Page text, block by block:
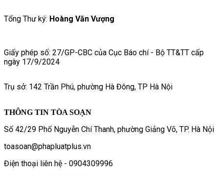
Tổng Thư ký: Hoàng Văn Vượng
Giấy phép số: 27/GP-CBC của Cục Báo chí - Bộ TT&TT cấp
ngày 17/9/2024
Trụ sở: 142 Trần Phú, phường Hà Đông, TP Hà Nội
THÔNG TIN TÒA SOẠN
Số 42/29 Phố Nguyễn Chí Thanh, phường Giảng Võ, TP. Hà Nội
toasoan@phapluatplus.vn
Điện thoại liên hệ - 0904309996